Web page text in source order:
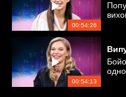
00:54:26
00:54:13